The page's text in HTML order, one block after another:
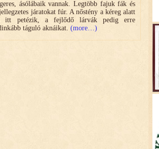
ásólábaik vannak. Legtöbb fajuk fák és
járatokat fúr. A nőstény a kéreg alatt
itt petézik, a fejlődő lárvák pedig erre
táguló aknáikat. (more…)